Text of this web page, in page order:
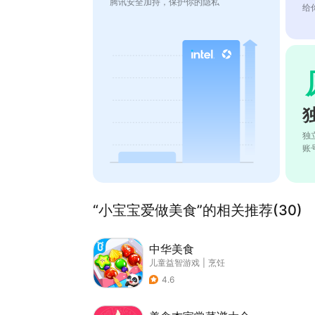
给
独
账
“小宝宝爱做美食”的相关推荐(30)
中华美食
儿童益智游戏
烹饪
4.6